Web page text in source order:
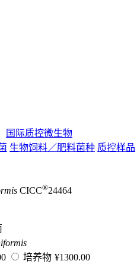
国际质控微生物
生物饲料／肥料菌种 质控样品
CICC®24464
培养物 ¥1300.00